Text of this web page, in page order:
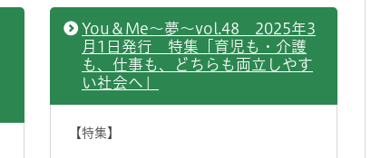
You＆Me～夢～vol.48 2025年3
月1日発行 特集「育児も・介護
も、仕事も、どちらも両立しやす
い社会へ」
【特集】